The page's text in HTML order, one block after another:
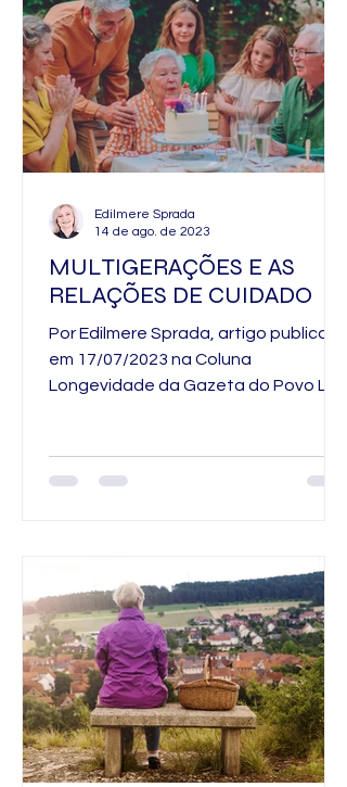
MULTIGERAÇÕES E AS
RELAÇÕES DE CUIDADO
Por Edilmere Sprada, artigo publicado
em 17/07/2023 na Coluna
Longevidade da Gazeta do Povo Link
Edilmere Sprada
14 de ago. de 2023